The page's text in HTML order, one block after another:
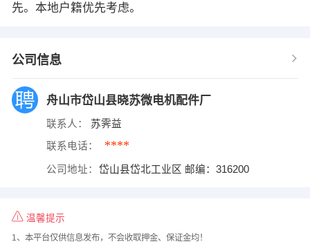
先。本地户籍优先考虑。
公司信息
舟山市岱山县晓苏微电机配件厂
联系人： 苏霁益
联系电话： ****
公司地址： 岱山县岱北工业区 邮编：316200
温馨提示
1、本平台仅供信息发布，不会收取押金、保证金均！